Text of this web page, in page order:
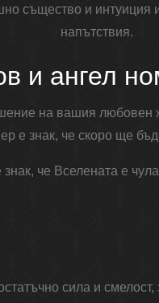
същество и интуиция
напътствия.
и ангел
на вашия любовен
е знак, че скоро ще
знак, че Вселената е
сила и